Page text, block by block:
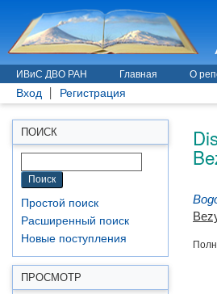
ИВиС ДВО РАН Главная О
Вход Регистрация
ПОИСК
Простой поиск
Расширенный поиск
Новые поступления
ПРОСМОТР